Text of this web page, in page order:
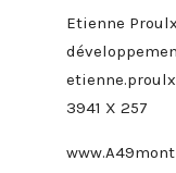
Etienne
3941 X 257